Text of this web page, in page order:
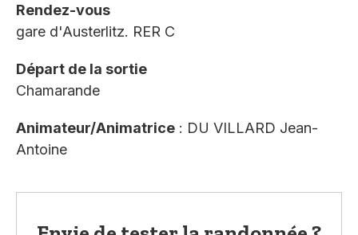
Rendez-vous
gare d'Austerlitz. RER C
Départ de la sortie
Chamarande
Animateur/Animatrice : DU VILLARD Jean-
Antoine